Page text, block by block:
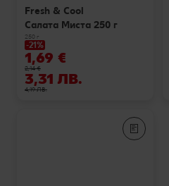
Fresh & Cool
Салата Миста 250 г
250 г
-21%
1,69 €
2,14 €
3,31 ЛВ.
4,19 ЛВ.